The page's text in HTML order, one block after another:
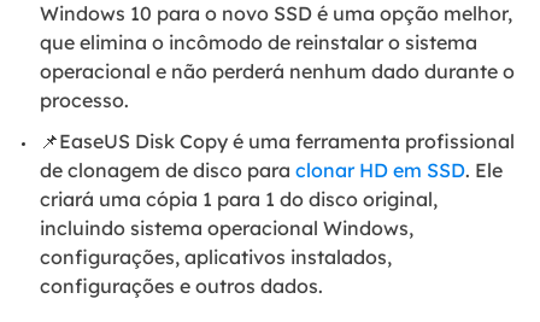
Windows 10 para o novo SSD é uma opção melhor,
que elimina o incômodo de reinstalar o sistema
operacional e não perderá nenhum dado durante o
processo.
📌EaseUS Disk Copy é uma ferramenta profissional
de clonagem de disco para clonar HD em SSD. Ele
criará uma cópia 1 para 1 do disco original,
incluindo sistema operacional Windows,
configurações, aplicativos instalados,
configurações e outros dados.